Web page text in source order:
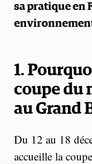
sa pratique en
1.
coupe du
au Grand
Du 12 au 18
accueille la